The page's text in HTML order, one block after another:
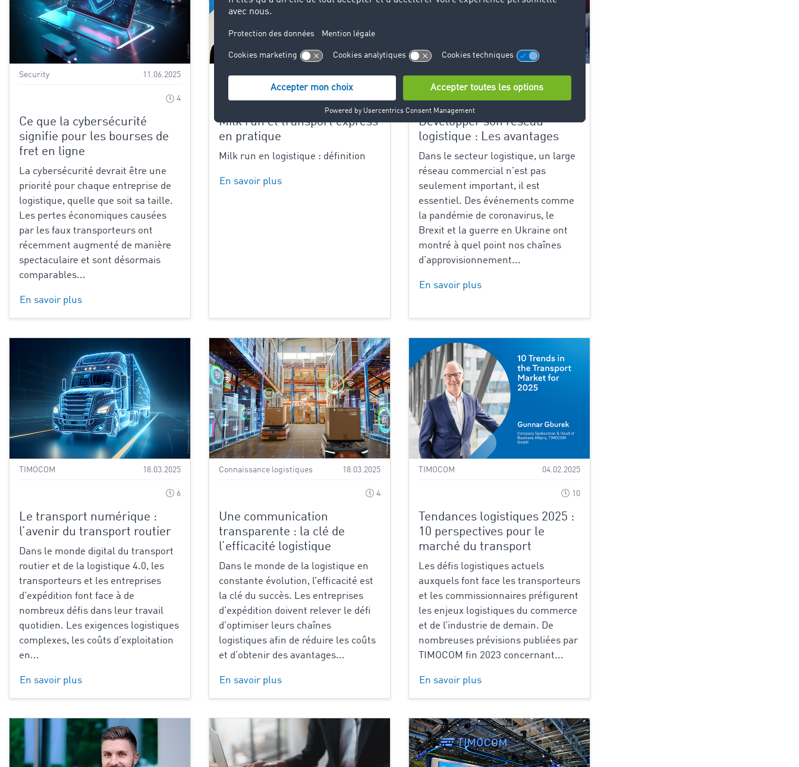
Security 11.06.2025
4
Ce que la cybersécurité
signifie pour les bourses de
fret en ligne
La cybersécurité devrait être une
priorité pour chaque entreprise de
logistique, quelle que soit sa taille.
Les pertes économiques causées
par les faux transporteurs ont
récemment augmenté de manière
spectaculaire et sont désormais
comparables...
En savoir plus
TIMOCOM 10.06.2025
7
Milk run et transport express
en pratique
Milk run en logistique : définition
En savoir plus
Connaissance logistiques 21.03.2025
Développer son réseau
logistique : Les avantages
Dans le secteur logistique, un large
réseau commercial n’est pas
seulement important, il est
essentiel. Des événements comme
la pandémie de coronavirus, le
Brexit et la guerre en Ukraine ont
montré à quel point nos chaînes
d’approvisionnement...
En savoir plus
TIMOCOM 18.03.2025
6
Le transport numérique :
l’avenir du transport routier
Dans le monde digital du transport
routier et de la logistique 4.0, les
transporteurs et les entreprises
d’expédition font face à de
nombreux défis dans leur travail
quotidien. Les exigences logistiques
complexes, les coûts d’exploitation
en...
En savoir plus
Connaissance logistiques 18.03.2025
4
Une communication
transparente : la clé de
l’efficacité logistique
Dans le monde de la logistique en
constante évolution, l’efficacité est
la clé du succès. Les entreprises
d’expédition doivent relever le défi
d’optimiser leurs chaînes
logistiques afin de réduire les coûts
et d’obtenir des avantages...
En savoir plus
TIMOCOM 04.02.2025
10
Tendances logistiques 2025 :
10 perspectives pour le
marché du transport
Les défis logistiques actuels
auxquels font face les transporteurs
et les commissionnaires préfigurent
les enjeux logistiques du commerce
et de l’industrie de demain. De
nombreuses prévisions publiées par
TIMOCOM fin 2023 concernant...
En savoir plus